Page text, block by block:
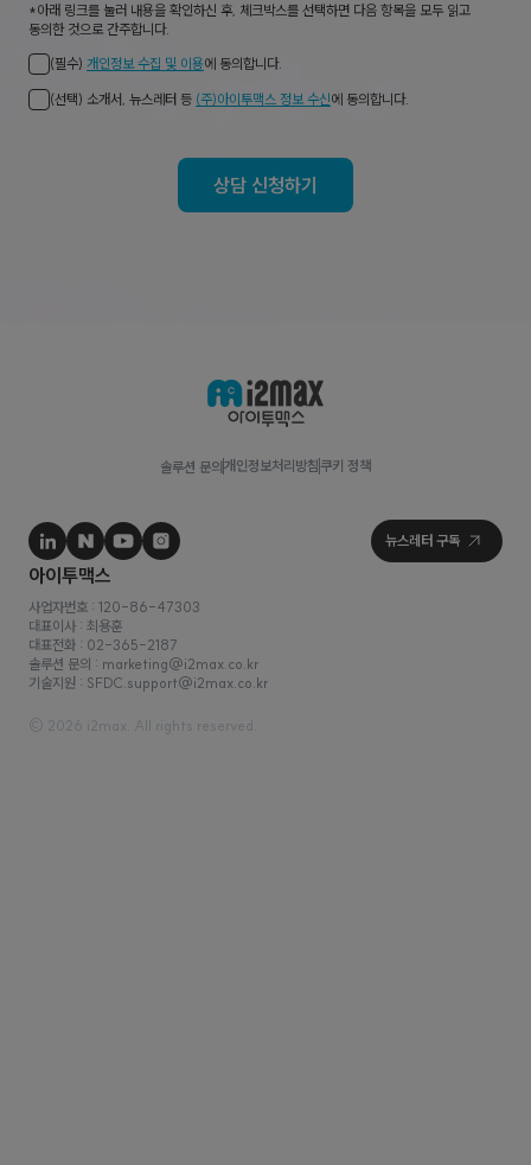
*아래 링크를 눌러 내용을 확인하신 후, 체크박스를 선택하면 다음 항목을 모두 읽고
동의한 것으로 간주합니다.
(필수) 개인정보 수집 및 이용에 동의합니다.
(선택) 소개서, 뉴스레터 등 (주)아이투맥스 정보 수신에 동의합니다.
상담 신청하기
솔루션 문의 개인정보처리방침 쿠키 정책
사업자번호 : 120-86-47303
대표이사 : 최용훈
© 2026 i2max. All rights reserved.
솔루션 문의 : marketing@i2max.co.kr
기술지원 : SFDC.support@i2max.co.kr
대표전화 : 02-365-2187